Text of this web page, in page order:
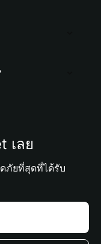
เลย
ภัยที่สุดที่ได้รับ